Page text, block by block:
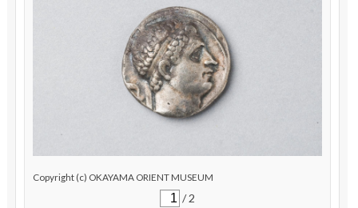
Copyright (c) OKAYAMA ORIENT MUSEUM
/2